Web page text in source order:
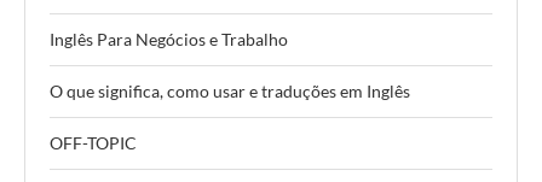
Inglês Para Negócios e Trabalho
O que significa, como usar e traduções em Inglês
OFF-TOPIC